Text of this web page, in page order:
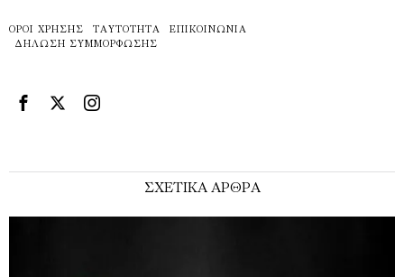
ΌΡΟΙ ΧΡΉΣΗΣ ΤΑΥΤΌΤΗΤΑ
ΕΠΙΚΟΙΝΩΝΊΑ
ΔΉΛΩΣΗ ΣΥΜΜΌΡΦΩΣΗΣ
ΣΧΕΤΙΚΑ ΑΡΘΡΑ